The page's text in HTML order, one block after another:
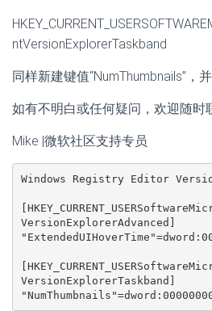
ntVersionExplorerTaskband
同样新建键值“NumThumbnails”，
如有不明白或任何疑问，欢迎随时
Mike |微软社区支持专员
Windows Registry Editor
VersionExplorerAdvanced]
VersionExplorerTaskband]